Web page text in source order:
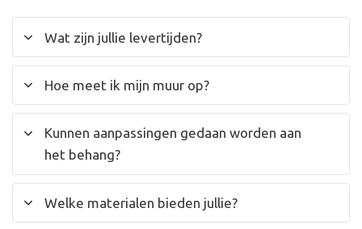
Wat zijn jullie levertijden?
Hoe meet ik mijn muur op?
Kunnen aanpassingen gedaan worden aan
het behang?
Welke materialen bieden jullie?